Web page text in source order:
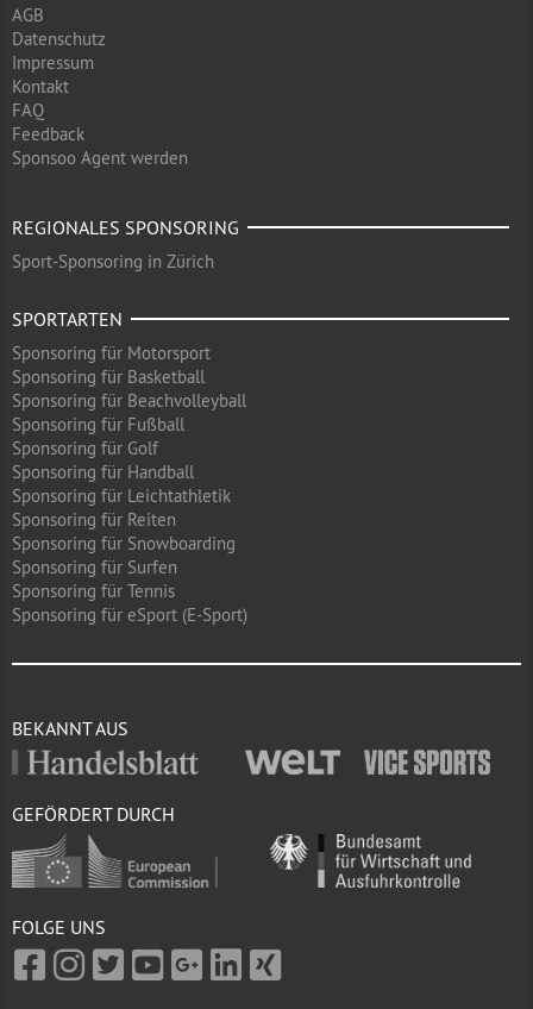
AGB
Datenschutz
Impressum
Kontakt
FAQ
Feedback
Sponsoo Agent werden
REGIONALES SPONSORING
Sport-Sponsoring in Zürich
SPORTARTEN
Sponsoring für Motorsport
Sponsoring für Basketball
Sponsoring für Beachvolleyball
Sponsoring für Fußball
Sponsoring für Golf
Sponsoring für Handball
Sponsoring für Leichtathletik
Sponsoring für Reiten
Sponsoring für Snowboarding
Sponsoring für Surfen
Sponsoring für Tennis
Sponsoring für eSport (E-Sport)
BEKANNT AUS
GEFÖRDERT DURCH
FOLGE UNS